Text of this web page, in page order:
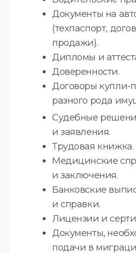
Узнайте стоимость
получения апостиля
Соглашаюсь с
конфиденциальности